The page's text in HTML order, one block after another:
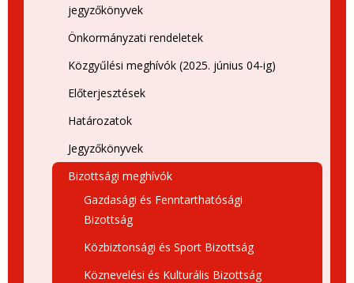
jegyzőkönyvek
Önkormányzati rendeletek
Közgyűlési meghívók (2025. június 04-ig)
Előterjesztések
Határozatok
Jegyzőkönyvek
Bizottsági meghívók
Gazdasági és Fenntarthatósági
Bizottság
Közbiztonsági és Sport Bizottság
Köznevelési és Kulturális Bizottság